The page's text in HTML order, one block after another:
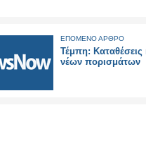
ΕΠΟΜΕΝΟ ΑΡΘΡΟ
Τέμπη: Καταθέσεις
νέων πορισμάτων